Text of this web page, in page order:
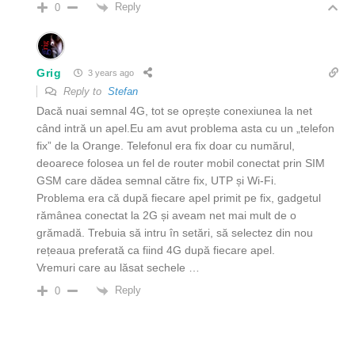
0 Reply
Grig 3 years ago
Reply to Stefan
Dacă nuai semnal 4G, tot se oprește conexiunea la net
când intră un apel.Eu am avut problema asta cu un „telefon
fix” de la Orange. Telefonul era fix doar cu numărul,
deoarece folosea un fel de router mobil conectat prin SIM
GSM care dădea semnal către fix, UTP și Wi-Fi.
Problema era că după fiecare apel primit pe fix, gadgetul
rămânea conectat la 2G și aveam net mai mult de o
grămadă. Trebuia să intru în setări, să selectez din nou
rețeaua preferată ca fiind 4G după fiecare apel.
Vremuri care au lăsat sechele …
0 Reply